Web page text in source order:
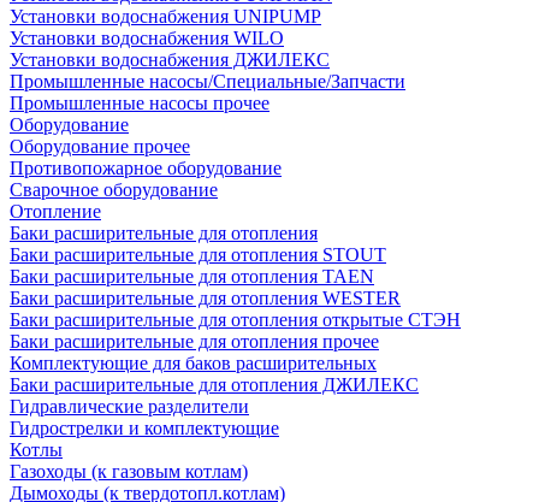
Установки водоснабжения UNIPUMP
Установки водоснабжения WILO
Установки водоснабжения ДЖИЛЕКС
Промышленные насосы/Специальные/Запчасти
Промышленные насосы прочее
Оборудование
Оборудование прочее
Противопожарное оборудование
Сварочное оборудование
Отопление
Баки расширительные для отопления
Баки расширительные для отопления STOUT
Баки расширительные для отопления TAEN
Баки расширительные для отопления WESTER
Баки расширительные для отопления открытые СТЭН
Баки расширительные для отопления прочее
Комплектующие для баков расширительных
Баки расширительные для отопления ДЖИЛЕКС
Гидравлические разделители
Гидрострелки и комплектующие
Котлы
Газоходы (к газовым котлам)
Дымоходы (к твердотопл.котлам)